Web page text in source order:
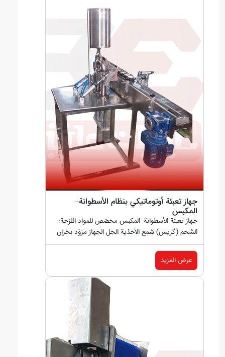
جهاز تعبئة أوتوماتيكي بنظام الأسطوانة–
المكبس
جهاز تعبئة الأسطوانة–المكبس مخصّص للمواد اللزجة:
الشحم (گریس) شمع الأحذية الجل الجهاز مزوّد بخزان
مضغوط...
عرض المزيد